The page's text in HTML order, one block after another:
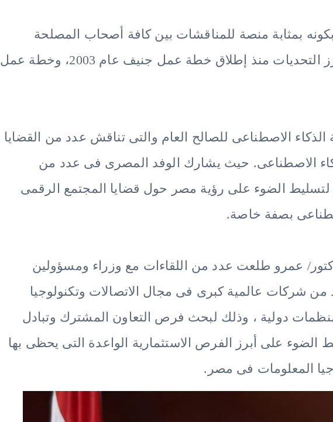
بكونه بمثابة منصة للمناقشات بين كافة أصحاب المصلحة
لتقييم ما تم إنجازه، وأبرز التحديات منذ إطلاق خطة عمل جنيف عام 2003، وخطة عمل
الاصطناعى للصالح العام والتى تناقش عدد من القضايا
الاصطناعى. حيث يشارك الوفد المصرى فى عدد من
الضوء على رؤية مصر حول قضايا المجتمع الرقمى
بصفة خاصة.
عمرو طلعت عدد من اللقاءات مع وزراء ومسؤولين
شركات عالمية كبرى فى مجال الاتصالات وتكنولوجيا
دولية ، وذلك لبحث فرص التعاون المشترك وتبادل
الضوء على أبرز الفرص الاستثمارية الواعدة التى يحظى بها
المعلومات فى مصر.